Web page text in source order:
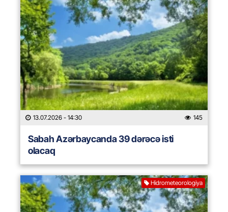
13.07.2026 - 14:30 145
Sabah Azərbaycanda 39 dərəcə isti
olacaq
Hidrometeorologiya